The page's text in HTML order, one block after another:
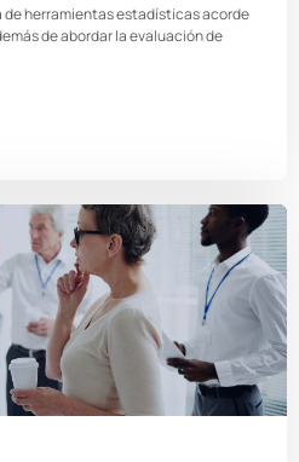
herramientas estadísticas acorde
de abordar la evaluación de